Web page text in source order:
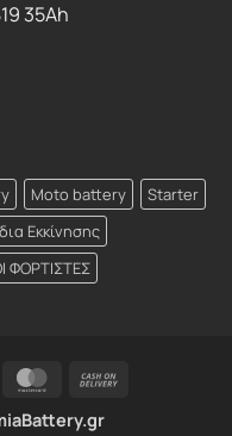
35Ah
Moto battery
Starter
Εκκίνησης
ΦΟΡΤΙΣΤΕΣ
MasterCard